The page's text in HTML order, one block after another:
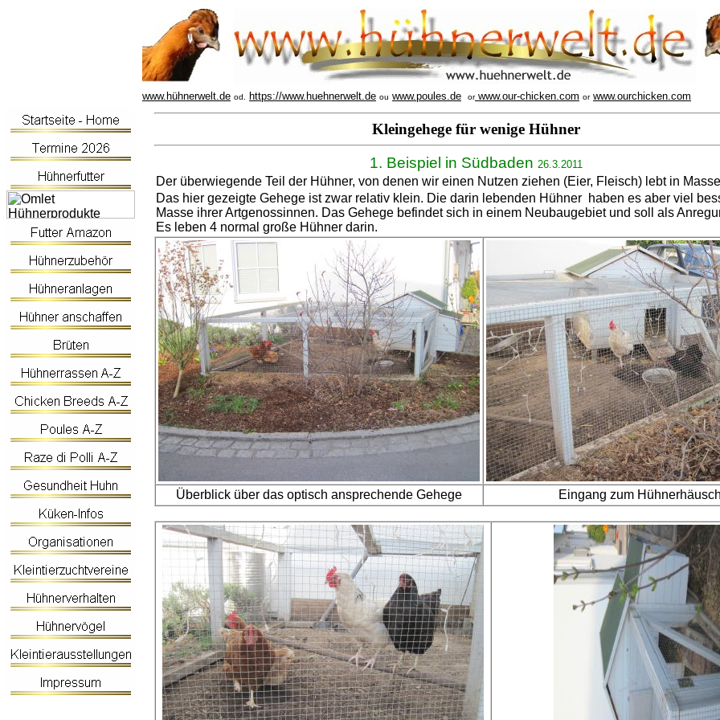
www.hühnerwelt.de od. https://www.huehnerwelt.de ou www.poules.de orwww.our-chicken.com or www.ourchicken.com
Kleingehege für wenige Hühner
1. Beispiel in Südbaden 26.3.2011
Der überwiegende Teil der Hühner, von denen wir einen Nutzen ziehen (Eier, Fleisch) lebt in
Das hier gezeigte Gehege ist zwar relativ klein. Die darin lebenden Hühner haben es aber viel
Masse ihrer Artgenossinnen. Das Gehege befindet sich in einem Neubaugebiet und soll als
Es leben 4 normal große Hühner darin.
Überblick über das optisch ansprechende Gehege Eingang zum